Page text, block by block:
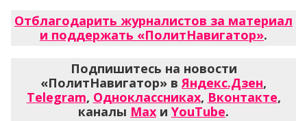
Отблагодарить журналистов за материал
и поддержать «ПолитНавигатор».
Подпишитесь на новости
«ПолитНавигатор» вЯндекс.Дзен,
Telegram, Одноклассниках, Вконтакте,
каналы Max и YouTube.